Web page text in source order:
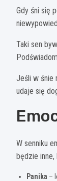
Gdy śni się
Taki sen
Jeśli w śnie
udaje się
W senniku
będzie
Panika –